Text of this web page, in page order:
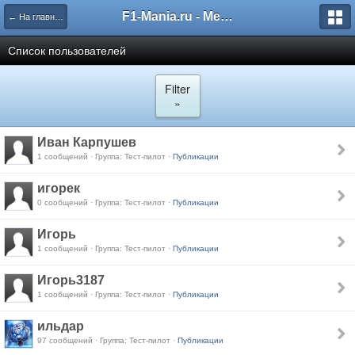
← На главную F1-Mania.ru - Международный чемпионат по симрейсингу
Список пользователей
Filter
»
Иван Карпушев
1 сообщений · Группа: Тест-пилот · Публикации
игорек
0 сообщений · Группа: Тест-пилот · Публикации
Игорь
1 сообщений · Группа: Тест-пилот · Публикации
Игорь3187
1 сообщений · Группа: Тест-пилот · Публикации
ильдар
97 сообщений · Группа: Тест-пилот · Публикации